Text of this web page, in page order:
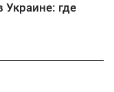
Украине: где